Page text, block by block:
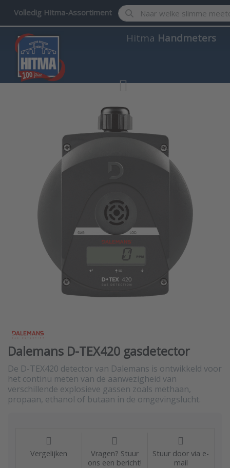
Volledig Hitma-Assortiment Enter a search term.
Hitma Handmeters
Dalemans D-TEX420 gasdetector
De D-TEX420 detector van Dalemans is ontwikkeld voor
het continu meten van de aanwezigheid van
verschillende explosieve gassen zoals methaan,
propaan, ethanol of butaan in de omgevingslucht.
Vergelijken
Vragen? Stuur
ons een bericht!
Stuur door via e-
mail